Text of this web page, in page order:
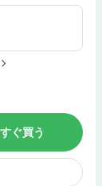
ぐ買う